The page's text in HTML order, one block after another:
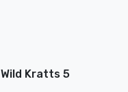
Wild Kratts 5